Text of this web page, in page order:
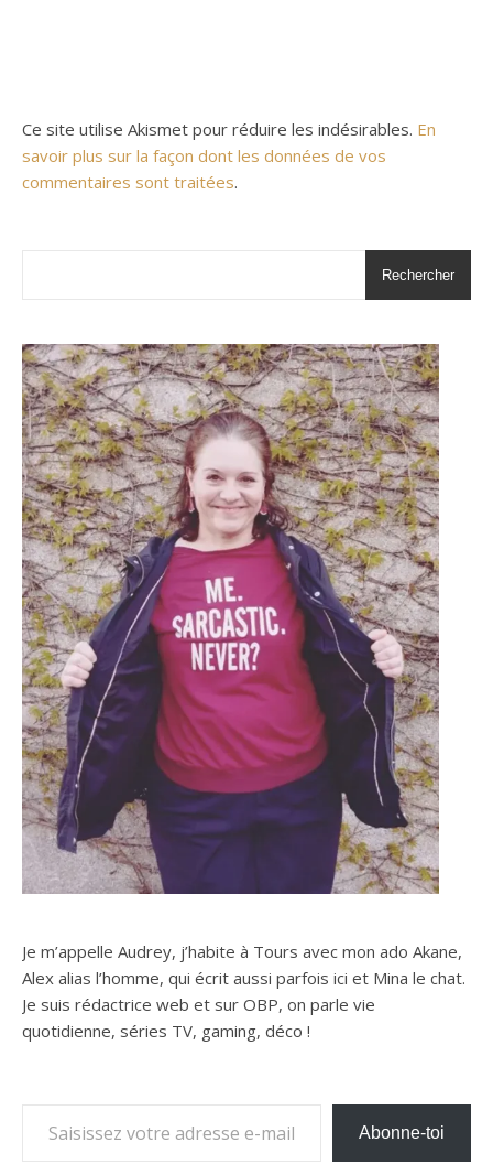
Ce site utilise Akismet pour réduire les indésirables. En
savoir plus sur la façon dont les données de vos
commentaires sont traitées.
Rechercher
Je m’appelle Audrey, j’habite à Tours avec mon ado Akane,
Alex alias l’homme, qui écrit aussi parfois ici et Mina le chat.
Je suis rédactrice web et sur OBP, on parle vie
quotidienne, séries TV, gaming, déco !
Abonne-toi